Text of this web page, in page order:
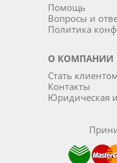
Помощь
Вопросы и
Политика
О КОМПАНИИ
Стать клиентом
Контакты
Юридическая